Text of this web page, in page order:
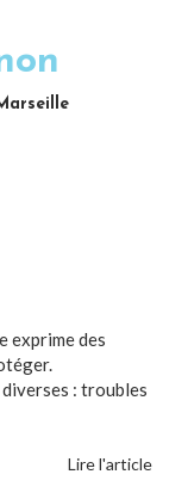
exprime des
: troubles
Lire l'article